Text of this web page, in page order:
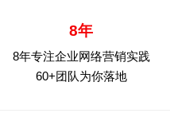
8年
8年专注企业网络营销实践
60+团队为你落地